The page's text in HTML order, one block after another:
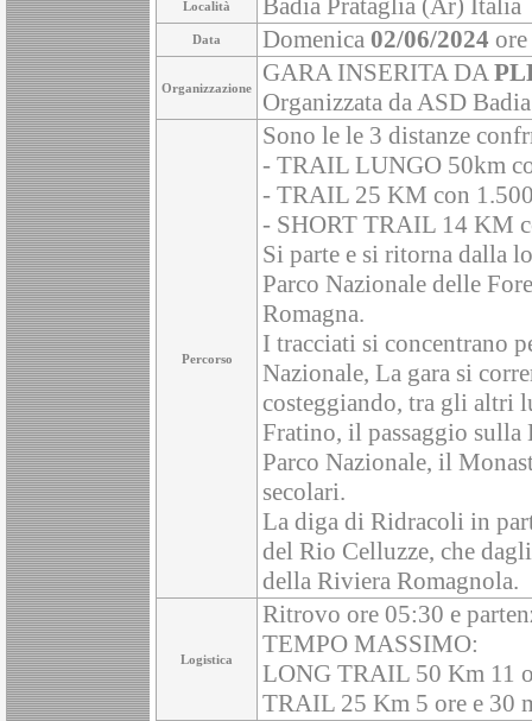
Località Badia Prataglia (Ar) Italia
Data Domenica 02/06/2024
Organizzazione
GARA INSERITA DA
Organizzata da ASD
Percorso
Sono le le 3 distanze
- TRAIL LUNGO 50km
- TRAIL 25 KM con
- SHORT TRAIL 14 KM
Si parte e si ritorna dalla
Parco Nazionale delle
Romagna.
I tracciati si concentrano
Nazionale, La gara si
costeggiando, tra gli altri
Fratino, il passaggio sulla
Parco Nazionale, il
secolari.
La diga di Ridracoli in
del Rio Celluzze, che
della Riviera Romagnola.
Logistica
Ritrovo ore 05:30 e
TEMPO MASSIMO:
LONG TRAIL 50 Km 11
TRAIL 25 Km 5 ore e 30